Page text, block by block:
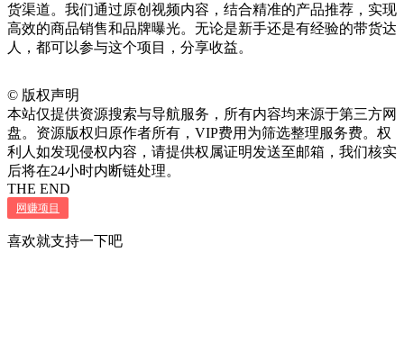
货渠道。我们通过原创视频内容，结合精准的产品推荐，实现
高效的商品销售和品牌曝光。无论是新手还是有经验的带货达
人，都可以参与这个项目，分享收益。
© 版权声明
本站仅提供资源搜索与导航服务，所有内容均来源于第三方网
盘。资源版权归原作者所有，VIP费用为筛选整理服务费。权
利人如发现侵权内容，请提供权属证明发送至邮箱，我们核实
后将在24小时内断链处理。
THE END
网赚项目
喜欢就支持一下吧